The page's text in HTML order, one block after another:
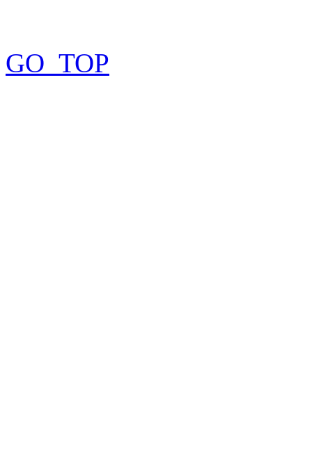
GO_TOP